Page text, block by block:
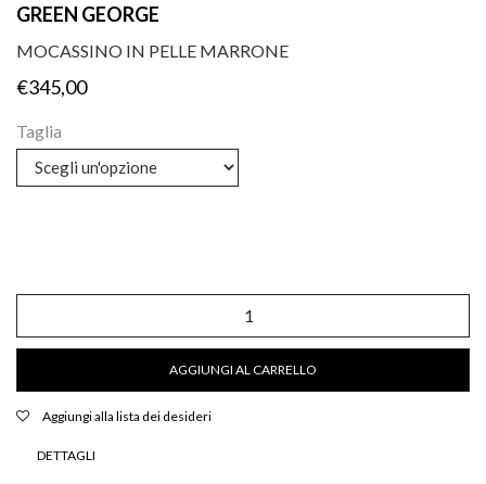
GREEN GEORGE
MOCASSINO IN PELLE MARRONE
€345,00
Taglia
pelle
marrone
AGGIUNGI AL CARRELLO
Aggiungi alla lista dei desideri
DETTAGLI